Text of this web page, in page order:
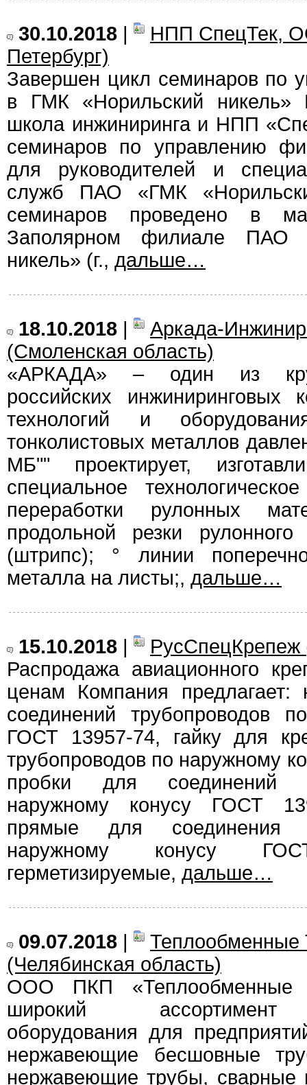
30.10.2018 |
НПП СпецТек,
Петербург)
Завершен цикл семинаров по
в ГМК «Норильский никель»
школа инжиниринга и НПП
семинаров по управлению
для руководителей и
служб ПАО «ГМК
семинаров проведено в
Заполярном филиале ПАО
никель» (г., дальше…
18.10.2018 |
Аркада-
(Смоленская область)
«АРКАДА» – один из
российских инжиниринговых
технологий и
тонколистовых металлов
МБ"" проектирует,
специальное
переработки рулонных
продольной резки
(штрипс); ° линии
металла на листы;, дальше…
15.10.2018 |
РусСпецКрепеж
Распродажа авиационного
ценам Компания предлагает:
соединений трубопроводов
ГОСТ 13957-74, гайку для
трубопроводов по наружному
пробки для соединений
наружному конусу ГОСТ
прямые для соединения
наружному конусу
герметизируемые, дальше…
09.07.2018 |
(Челябинская область)
ООО ПКП «Теплообменные
широкий ассортимент
оборудования для
нержавеющие бесшовные
нержавеющие трубы,